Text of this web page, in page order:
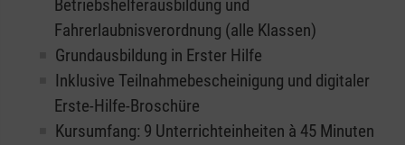
Betriebshelferausbildung und
Fahrerlaubnisverordnung (alle Klassen)
Grundausbildung in Erster Hilfe
Inklusive Teilnahmebescheinigung und digitaler
Erste-Hilfe-Broschüre
Kursumfang: 9 Unterrichteinheiten à 45 Minuten